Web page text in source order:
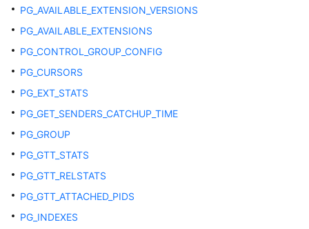
通
段
页
划
PG_AVAILABLE_EXTENSION_VERSIONS
PG_AVAILABLE_EXTENSIONS
PG_CONTROL_GROUP_CONFIG
PG_CURSORS
PG_EXT_STATS
PG_GET_SENDERS_CATCHUP_TIME
PG_GROUP
PG_GTT_STATS
PG_GTT_RELSTATS
PG_GTT_ATTACHED_PIDS
PG_INDEXES